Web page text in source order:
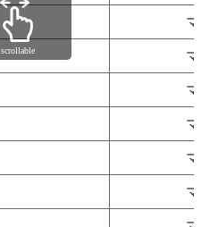
マ
マ
マ
マ
マ
マ
scrollable